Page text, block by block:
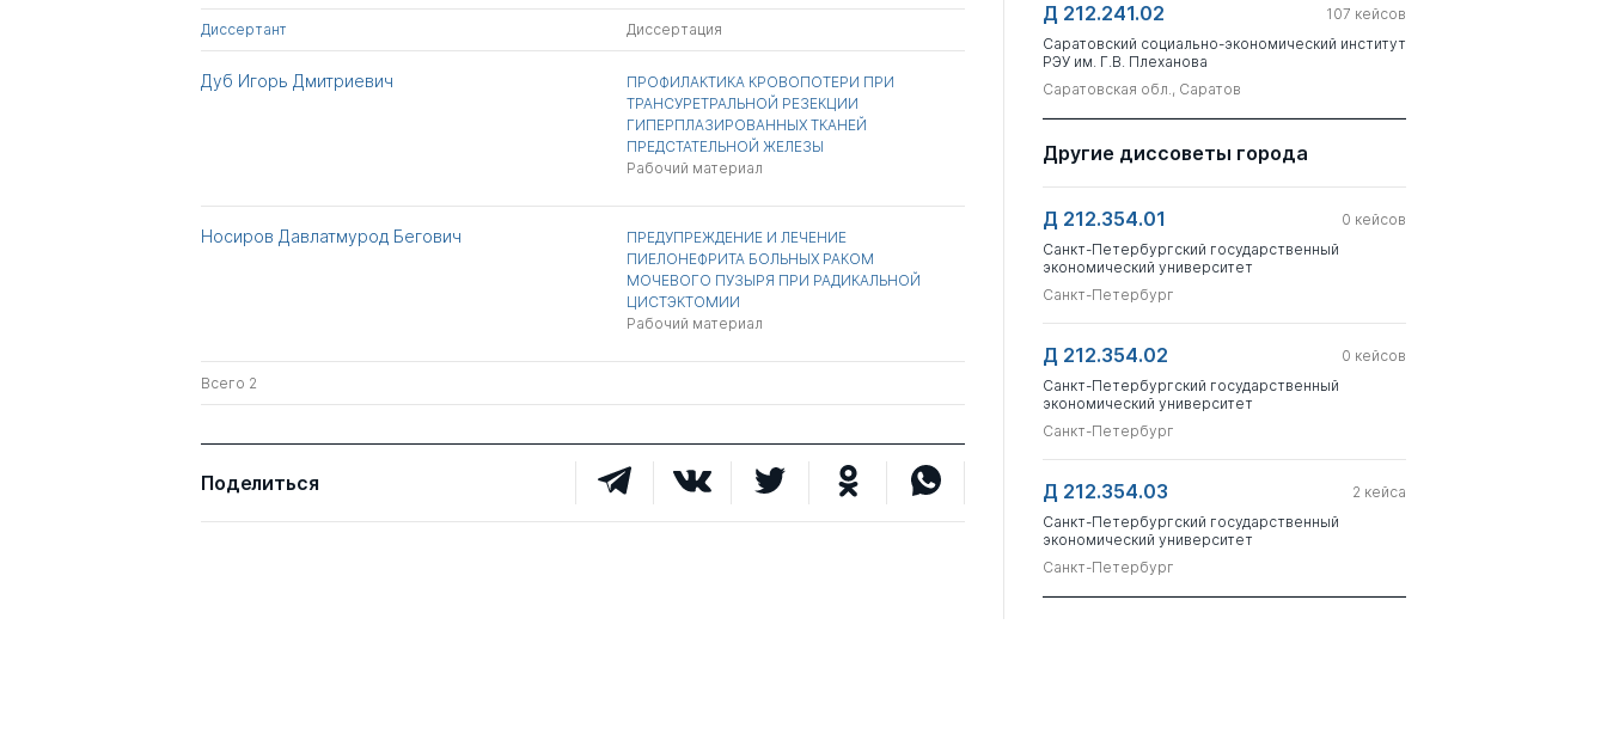
Диссертант Диссертация
Дуб Игорь Дмитриевич
ПРОФИЛАКТИКА КРОВОПОТЕРИ ПРИ
ТРАНСУРЕТРАЛЬНОЙ РЕЗЕКЦИИ
ГИПЕРПЛАЗИРОВАННЫХ ТКАНЕЙ
ПРЕДСТАТЕЛЬНОЙ ЖЕЛЕЗЫ
Рабочий материал
Носиров Давлатмурод Бегович
ПРЕДУПРЕЖДЕНИЕ И ЛЕЧЕНИЕ
ПИЕЛОНЕФРИТА БОЛЬНЫХ РАКОМ
МОЧЕВОГО ПУЗЫРЯ ПРИ РАДИКАЛЬНОЙ
ЦИСТЭКТОМИИ
Рабочий материал
Всего 2
Поделиться
Д 212.241.02 107 кейсов
Саратовский социально-экономический институт
РЭУ им. Г.В. Плеханова
Саратовская обл., Саратов
Другие диссоветы города
Д 212.354.01 0 кейсов
Санкт-Петербургский государственный
экономический университет
Санкт-Петербург
Д 212.354.02 0 кейсов
Санкт-Петербургский государственный
экономический университет
Санкт-Петербург
Д 212.354.03 2 кейса
Санкт-Петербургский государственный
экономический университет
Санкт-Петербург